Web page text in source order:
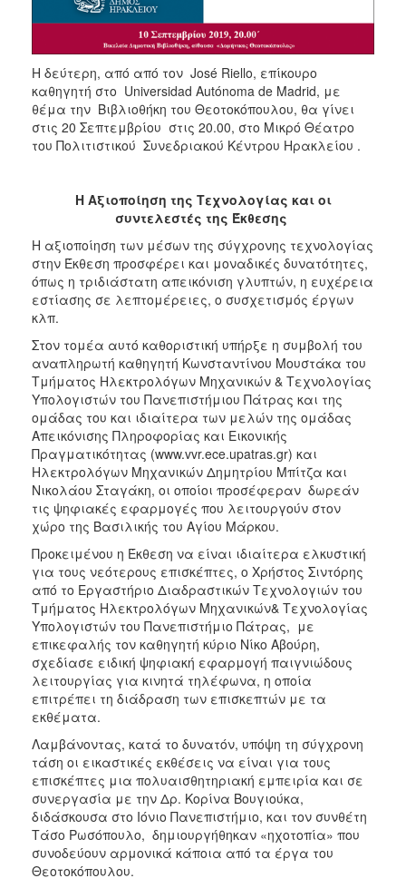
Η δεύτερη, από από τον José Riello, επίκουρο
καθηγητή στο Universidad Autónoma de Madrid, με
θέμα την Βιβλιοθήκη του Θεοτοκόπουλου, θα γίνει
στις 20 Σεπτεμβρίου στις 20.00, στο Μικρό Θέατρο
του Πολιτιστικού Συνεδριακού Κέντρου Ηρακλείου .
Η Αξιοποίηση της Τεχνολογίας και οι
συντελεστές της Έκθεσης
Η αξιοποίηση των μέσων της σύγχρονης τεχνολογίας
στην Έκθεση προσφέρει και μοναδικές δυνατότητες,
όπως η τριδιάστατη απεικόνιση γλυπτών, η ευχέρεια
εστίασης σε λεπτομέρειες, ο συσχετισμός έργων
κλπ.
Στον τομέα αυτό καθοριστική υπήρξε η συμβολή του
αναπληρωτή καθηγητή Κωνσταντίνου Μουστάκα του
Τμήματος Ηλεκτρολόγων Μηχανικών & Τεχνολογίας
Υπολογιστών του Πανεπιστήμιου Πάτρας και της
ομάδας του και ιδιαίτερα των μελών της ομάδας
Απεικόνισης Πληροφορίας και Εικονικής
Πραγματικότητας (www.vvr.ece.upatras.gr) και
Ηλεκτρολόγων Μηχανικών Δημητρίου Μπίτζα και
Νικολάου Σταγάκη, οι οποίοι προσέφεραν δωρεάν
τις ψηφιακές εφαρμογές που λειτουργούν στον
χώρο της Βασιλικής του Αγίου Μάρκου.
Προκειμένου η Έκθεση να είναι ιδιαίτερα ελκυστική
για τους νεότερους επισκέπτες, ο Χρήστος Σιντόρης
από το Εργαστήριο Διαδραστικών Τεχνολογιών του
Τμήματος Ηλεκτρολόγων Μηχανικών& Τεχνολογίας
Υπολογιστών του Πανεπιστήμιο Πάτρας, με
επικεφαλής τον καθηγητή κύριο Νίκο Αβούρη,
σχεδίασε ειδική ψηφιακή εφαρμογή παιγνιώδους
λειτουργίας για κινητά τηλέφωνα, η οποία
επιτρέπει τη διάδραση των επισκεπτών με τα
εκθέματα.
Λαμβάνοντας, κατά το δυνατόν, υπόψη τη σύγχρονη
τάση οι εικαστικές εκθέσεις να είναι για τους
επισκέπτες μια πολυαισθητηριακή εμπειρία και σε
συνεργασία με την Δρ. Κορίνα Βουγιούκα,
διδάσκουσα στο Ιόνιο Πανεπιστήμιο, και τον συνθέτη
Τάσο Ρωσόπουλο, δημιουργήθηκαν «ηχοτοπία» που
συνοδεύουν αρμονικά κάποια από τα έργα του
Θεοτοκόπουλου.